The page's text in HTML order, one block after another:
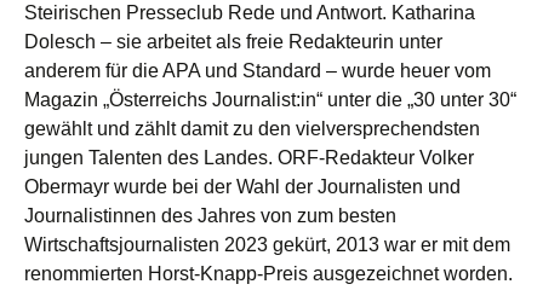
Steirischen Presseclub Rede und Antwort. Katharina
Dolesch – sie arbeitet als freie Redakteurin unter
anderem für die APA und Standard – wurde heuer vom
Magazin „Österreichs Journalist:in“ unter die „30 unter 30“
gewählt und zählt damit zu den vielversprechendsten
jungen Talenten des Landes. ORF-Redakteur Volker
Obermayr wurde bei der Wahl der Journalisten und
Journalistinnen des Jahres von zum besten
Wirtschaftsjournalisten 2023 gekürt, 2013 war er mit dem
renommierten Horst-Knapp-Preis ausgezeichnet worden.